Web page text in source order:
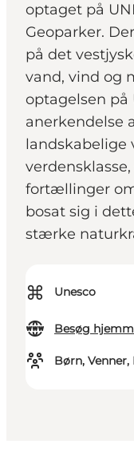
optaget på
Geoparker.
på det
vand, vind og
optagelsen på
anerkendelse
landskabelige
fortællinger
bosat sig i
stærke
⌘ Unesco
Besøg
Børn,